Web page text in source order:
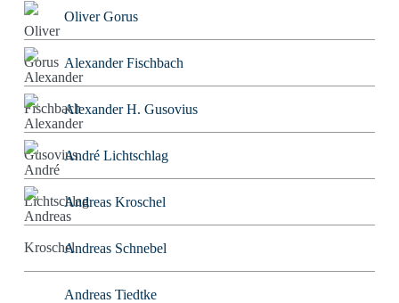
Oliver Gorus
Alexander Fischbach
Alexander H. Gusovius
André Lichtschlag
Andreas Kroschel
Andreas Schnebel
Andreas Tiedtke